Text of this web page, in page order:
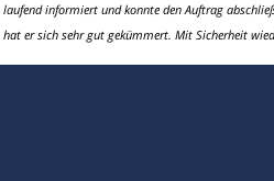
laufend informiert und konnte den Auftrag
hat er sich sehr gut gekümmert. Mit Sicherheit